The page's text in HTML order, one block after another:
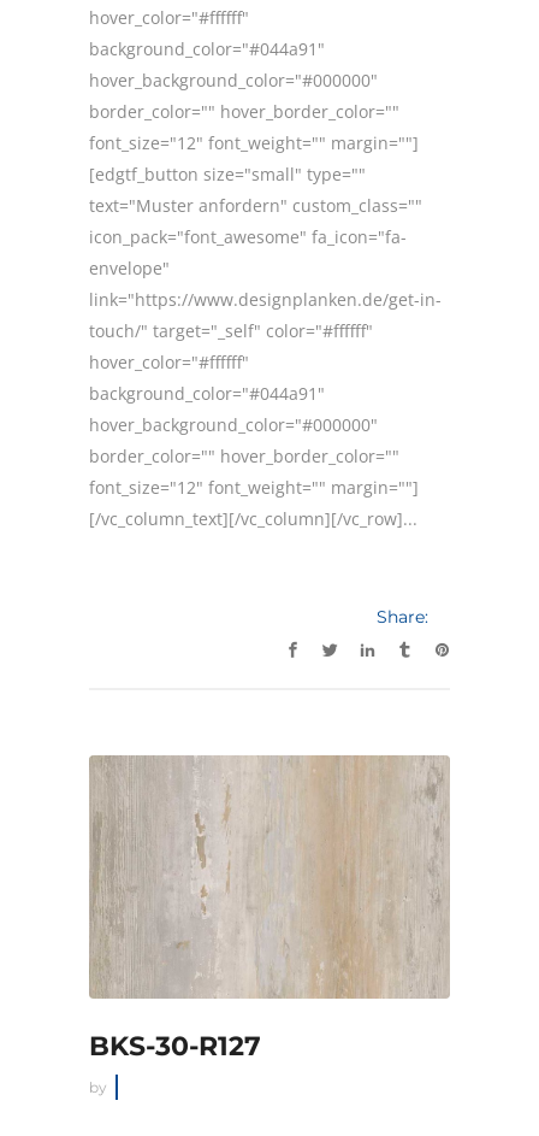
hover_color="#ffffff"
background_color="#044a91"
hover_background_color="#000000"
border_color="" hover_border_color=""
font_size="12" font_weight="" margin=""]
[edgtf_button size="small" type=""
text="Muster anfordern" custom_class=""
icon_pack="font_awesome" fa_icon="fa-
envelope"
link="https://www.designplanken.de/get-in-
touch/" target="_self" color="#ffffff"
hover_color="#ffffff"
background_color="#044a91"
hover_background_color="#000000"
border_color="" hover_border_color=""
font_size="12" font_weight="" margin=""]
[/vc_column_text][/vc_column][/vc_row]...
Share:
BKS-30-R127
by